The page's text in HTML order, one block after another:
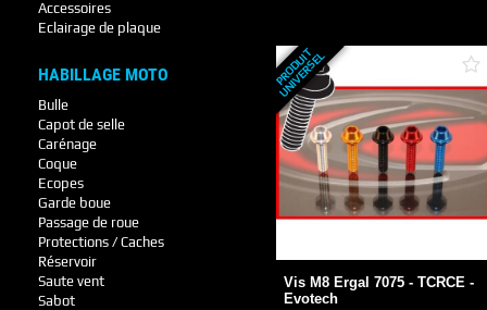
Accessoires
Eclairage de plaque
HABILLAGE MOTO
Bulle
Capot de selle
Carénage
Coque
Ecopes
Garde boue
Passage de roue
Protections / Caches
Réservoir
Saute vent
Sabot
P
R
O
D
U
I
T
U
N
I
V
E
R
S
E
L
Vis M8 Ergal 7075 - TCRCE -
Evotech
Vis M8 Ergal 7075 - TCRCE -
3,20 €